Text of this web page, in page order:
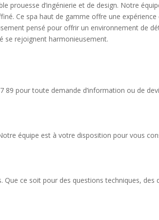
prouesse d’ingénierie et de design. Notre
Ce spa haut de gamme offre une
pensé pour offrir un environnement de
se rejoignent harmonieusement.
pour toute demande d’information ou de
équipe est à votre disposition pour vous
ce soit pour des questions techniques, des